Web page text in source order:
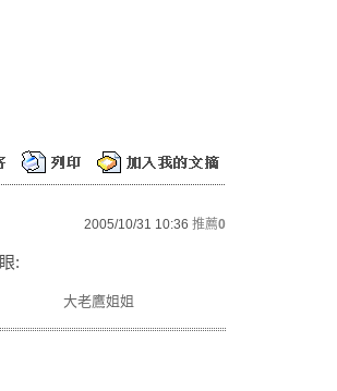
2005/10/31 10:36 推薦0
:
大老鷹姐姐